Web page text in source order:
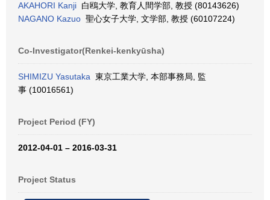
AKAHORI Kanji 白鴎大学, 教育人間学部, 教授 (80143626)
NAGANO Kazuo 聖心女子大学, 文学部, 教授 (60107224)
Co-Investigator(Renkei-kenkyūsha)
SHIMIZU Yasutaka 東京工業大学, 本部事務局, 監
事 (10016561)
Project Period (FY)
2012-04-01 – 2016-03-31
Project Status